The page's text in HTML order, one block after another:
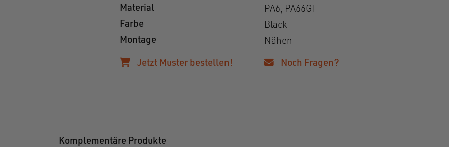
Material
PA6, PA66GF
Farbe
Black
Montage
Nähen
Jetzt Muster bestellen! Noch Fragen?
Komplementäre Produkte